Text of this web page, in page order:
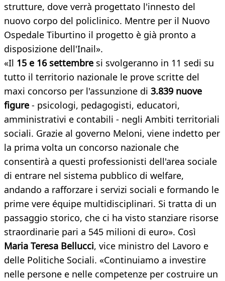
strutture, dove verrà progettato l'innesto del
nuovo corpo del policlinico. Mentre per il Nuovo
Ospedale Tiburtino il progetto è già pronto a
disposizione dell'Inail».
«Il 15 e 16 settembre si svolgeranno in 11 sedi su
tutto il territorio nazionale le prove scritte del
maxi concorso per l'assunzione di 3.839 nuove
figure - psicologi, pedagogisti, educatori,
amministrativi e contabili - negli Ambiti territoriali
sociali. Grazie al governo Meloni, viene indetto per
la prima volta un concorso nazionale che
consentirà a questi professionisti dell'area sociale
di entrare nel sistema pubblico di welfare,
andando a rafforzare i servizi sociali e formando le
prime vere équipe multidisciplinari. Si tratta di un
passaggio storico, che ci ha visto stanziare risorse
straordinarie pari a 545 milioni di euro». Così
Maria Teresa Bellucci, vice ministro del Lavoro e
delle Politiche Sociali. «Continuiamo a investire
nelle persone e nelle competenze per costruire un